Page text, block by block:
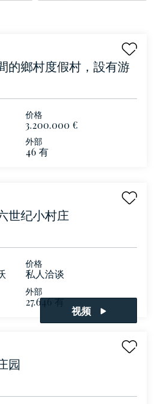
的鄉村度假村，設有游
价格
3.200.000 €
外部
46 有
世纪小村庄
价格
私人洽谈
外部
27.646 有
视频
园